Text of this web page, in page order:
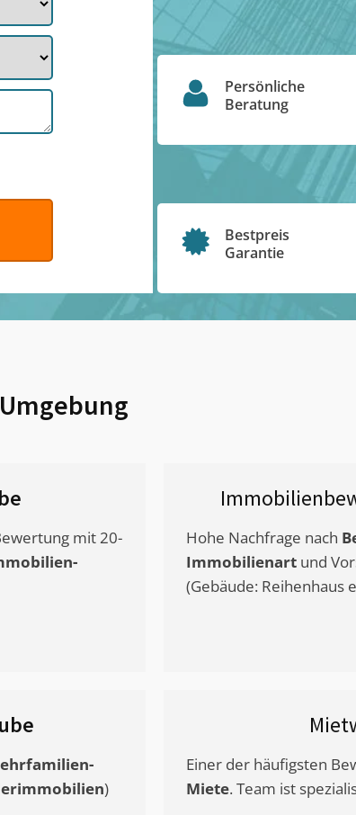
Persönliche
Beratung
Bestpreis
Garantie
mit 20-
Hohe Nachfrage nach
Immobilienart und
(Gebäude: Reihenhaus
)
Einer der häufigsten
Miete. Team ist